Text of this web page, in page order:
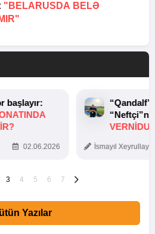
"BELARUSDA BELƏ
başlayır:
02.06.2026 İsmayıl
3 4 5 6 7
Yazılar